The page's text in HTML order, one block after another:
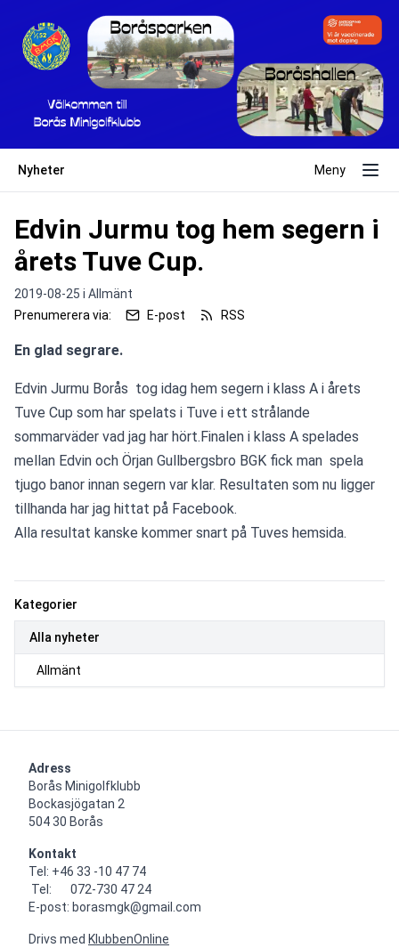
Nyheter Meny
Kategorier
Alla nyheter
Allmänt
Edvin Jurmu tog hem segern i
årets Tuve Cup.
2019-08-25 i Allmänt
Prenumerera via:
E-post RSS
En glad segrare.
Edvin Jurmu Borås  tog idag hem segern i klass A i årets
Tuve Cup som har spelats i Tuve i ett strålande
sommarväder vad jag har hört.Finalen i klass A spelades
mellan Edvin och Örjan Gullbergsbro BGK fick man  spela
tjugo banor innan segern var klar. Resultaten som nu ligger
tillhanda har jag hittat på Facebook.
Alla resultat kanske kommer snart på Tuves hemsida.
Adress
Borås Minigolfklubb
Bockasjögatan 2
504 30 Borås
Kontakt
Tel: +46 33 -10 47 74
E-post: borasmgk@gmail.com
Drivs med KlubbenOnline